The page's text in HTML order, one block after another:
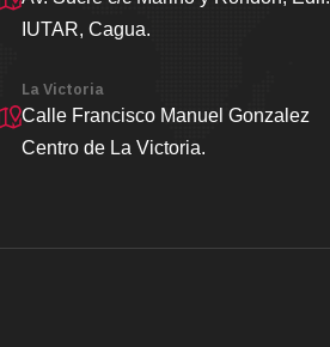
IUTAR, Cagua.
La Victoria
Calle Francisco Manuel Gonzalez
Centro de La Victoria.